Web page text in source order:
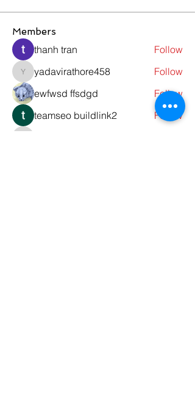
Members
thanh tran Follow
yadavirathore458
yadavirathore458
Follow
ewfwsd ffsdgd
Follow
teamseo buildlink2
Follow